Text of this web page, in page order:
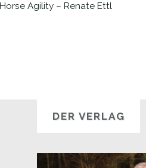
WEITERLESEN
Agility – Renate Ettl
DER VERLAG